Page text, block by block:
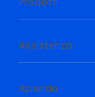
Assistenza
Azienda